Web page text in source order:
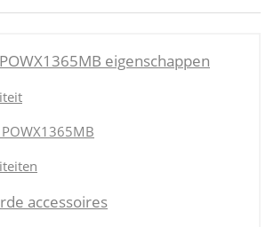
eigenschappen
accessoires